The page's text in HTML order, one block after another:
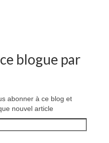
blogue par
abonner à ce blog et
nouvel article